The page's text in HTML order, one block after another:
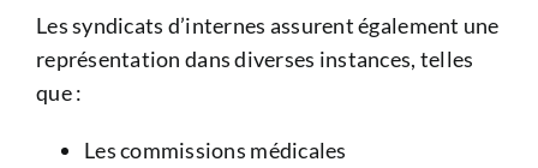
Les syndicats d’internes assurent également une
représentation dans diverses instances, telles
que :
Les commissions médicales